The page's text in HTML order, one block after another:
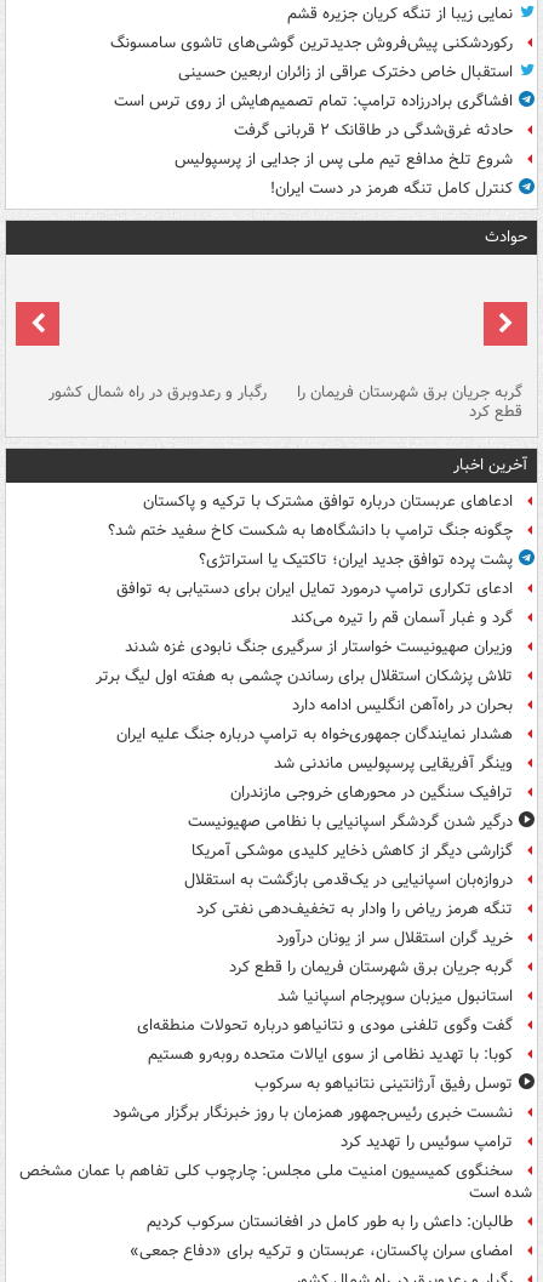
نمایی زیبا از تنگه کریان جزیره قشم
رکوردشکنی پیش‌فروش جدیدترین گوشی‌های تاشوی سامسونگ
استقبال خاص دخترک عراقی از زائران اربعین حسینی
افشاگری برادرزاده ترامپ: تمام تصمیم‌هایش از روی ترس است
حادثه غرق‌شدگی در طاقانک ۲ قربانی گرفت
شروع تلخ مدافع تیم ملی پس از جدایی از پرسپولیس
کنترل کامل تنگه هرمز در دست ایران!
حوادث
گربه جریان برق شهرستان فریمان را
قطع کرد
رگبار و رعدوبرق در راه شمال کشور
آخرین اخبار
ادعاهای عربستان درباره توافق مشترک با ترکیه و پاکستان
چگونه جنگ ترامپ با دانشگاه‌ها به شکست کاخ سفید ختم شد؟
پشت پرده توافق جدید ایران؛ تاکتیک یا استراتژی؟
ادعای تکراری ترامپ درمورد تمایل ایران برای دستیابی به توافق
گرد و غبار آسمان قم را تیره می‌کند
وزیران صهیونیست خواستار از سرگیری جنگ نابودی غزه شدند
تلاش پزشکان استقلال برای رساندن چشمی به هفته اول لیگ برتر
بحران در راه‌آهن انگلیس ادامه دارد
هشدار نمایندگان جمهوری‌خواه به ترامپ درباره جنگ علیه ایران
وینگر آفریقایی پرسپولیس ماندنی شد
ترافیک سنگین در محورهای خروجی مازندران
درگیر شدن گردشگر اسپانیایی با نظامی صهیونیست
گزارشی دیگر از کاهش ذخایر کلیدی موشکی آمریکا
دروازه‌بان اسپانیایی در یک‌قدمی بازگشت به استقلال
تنگه هرمز ریاض را وادار به تخفیف‌دهی نفتی کرد
خرید گران استقلال سر از یونان درآورد
گربه جریان برق شهرستان فریمان را قطع کرد
استانبول میزبان سوپرجام اسپانیا شد
گفت وگوی تلفنی مودی و نتانیاهو درباره تحولات منطقه‌ای
کوبا: با تهدید نظامی از سوی ایالات متحده روبه‌رو هستیم
توسل رفیق آرژانتینی نتانیاهو به سرکوب
نشست خبری رئیس‌جمهور همزمان با روز خبرنگار برگزار می‌شود
ترامپ سوئیس را تهدید کرد
سخنگوی کمیسیون امنیت ملی مجلس: چارچوب کلی تفاهم با عمان مشخص
شده است
طالبان: داعش را به طور کامل در افغانستان سرکوب کردیم
امضای سران پاکستان، عربستان و ترکیه برای «دفاع جمعی»